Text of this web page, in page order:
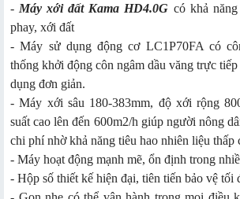
- Máy xới đất Kama HD4.0G có khả
phay, xới đất
- Máy sử dụng động cơ LC1P70FA có
thống khởi động côn ngâm dầu văng trực
dụng đơn giản.
- Máy xới sâu 180-383mm, độ xới rộng
suất cao lên đến 600m2/h giúp người nông
chi phí nhờ khả năng tiêu hao nhiên liệu
- Máy hoạt động mạnh mẽ, ổn định trong
- Hộp số thiết kế hiện đại, tiên tiến bảo vệ tối